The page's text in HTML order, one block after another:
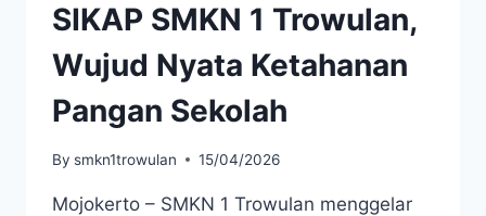
SIKAP SMKN 1 Trowulan,
Wujud Nyata Ketahanan
Pangan Sekolah
By smkn1trowulan 15/04/2026
Mojokerto – SMKN 1 Trowulan menggelar